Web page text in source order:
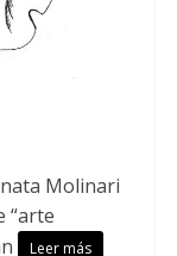
Molinari
“arte
Leer más